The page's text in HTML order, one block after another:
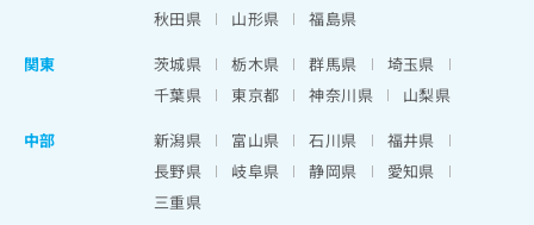
秋田県
山形県
福島県
関東
茨城県 栃木県 群馬県
埼玉県
千葉県
東京都 神奈川県
山梨県
中部
新潟県 富山県 石川県
福井県
長野県
岐阜県 静岡県
愛知県
三重県